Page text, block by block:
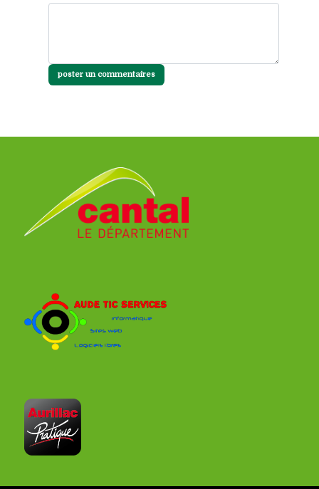
poster un commentaires